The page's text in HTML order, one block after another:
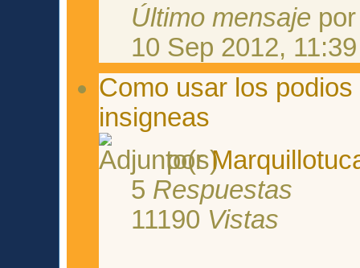
Último mensaje
10 Sep 2012, 11:39
Como usar los
insigneas
por
5 Respuestas
11190 Vistas